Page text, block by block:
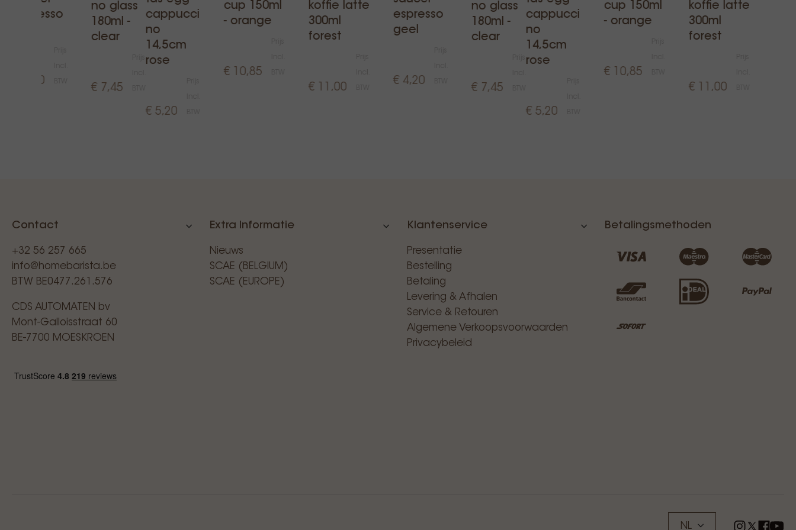
espresso
€ 4,20
no glass
180ml -
clear
€ 7,45
cappucci
no
14,5cm
rose
€ 5,20
cup 150ml
- orange
€ 10,85
koffie latte
300ml
forest
€ 11,00
espresso
geel
€ 4,20
no glass
180ml -
clear
€ 7,45
cappucci
no
14,5cm
rose
€ 5,20
cup 150ml
- orange
€ 10,85
koffie latte
300ml
forest
€ 11,00
Contact
+32 56 257 665
info@homebarista.be
BTW BE0477.261.576
CDS AUTOMATEN bv
Mont-Galloisstraat 60
BE-7700 MOESKROEN
Extra Informatie
Nieuws
SCAE (BELGIUM)
SCAE (EUROPE)
Klantenservice
Presentatie
Bestelling
Betaling
Levering & Afhalen
Service & Retouren
Algemene Verkoopsvoorwaarden
Privacybeleid
Betalingsmethoden
NL